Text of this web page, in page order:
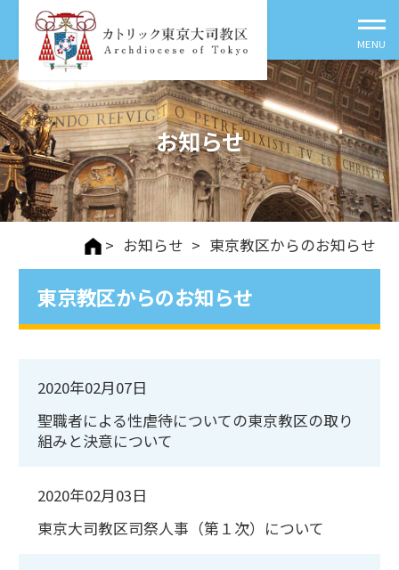
お知らせ
> お知らせ > 東京教区からのお知らせ
東京教区からのお知らせ
2020年02月07日
聖職者による性虐待についての東京教区の取り
組みと決意について
2020年02月03日
東京大司教区司祭人事（第１次）について